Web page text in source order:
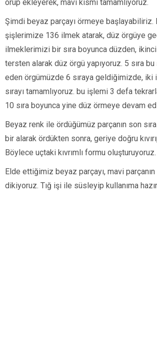
örüp ekleyerek, mavi kısmı tamamlıyoruz.
Şimdi beyaz parçayı örmeye başlayabiliriz.
şişlerimize 136 ilmek atarak, düz örgüye
ilmeklerimizi bir sıra boyunca düzden,
tersten alarak düz örgü yapıyoruz. 5 sıra
eden örgümüzde 6 sıraya geldiğimizde, iki
sırayı tamamlıyoruz. bu işlemi 3 defa
10 sıra boyunca yine düz örmeye devam
Beyaz renk ile ördüğümüz parçanın son
bir alarak ördükten sonra, geriye doğru
Böylece uçtaki kıvrımlı formu oluşturuyoruz.
Elde ettiğimiz beyaz parçayı, mavi parçanın
dikiyoruz. Tığ işi ile süsleyip kullanıma